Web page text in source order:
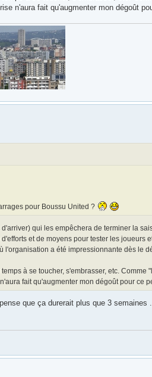
n'aura fait qu'augmenter mon dégoût
pour Boussu United ?
qui les empêchera de terminer la
et de moyens pour tester les joueurs
l'organisation a été impressionnante dès le
à se toucher, s'embrasser, etc. Comme
fait qu'augmenter mon dégoût pour ce
que ça durerait plus que 3 semaines